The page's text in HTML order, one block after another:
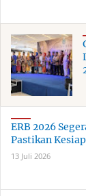
ERB 2026
Pastikan
13 Juli 2026